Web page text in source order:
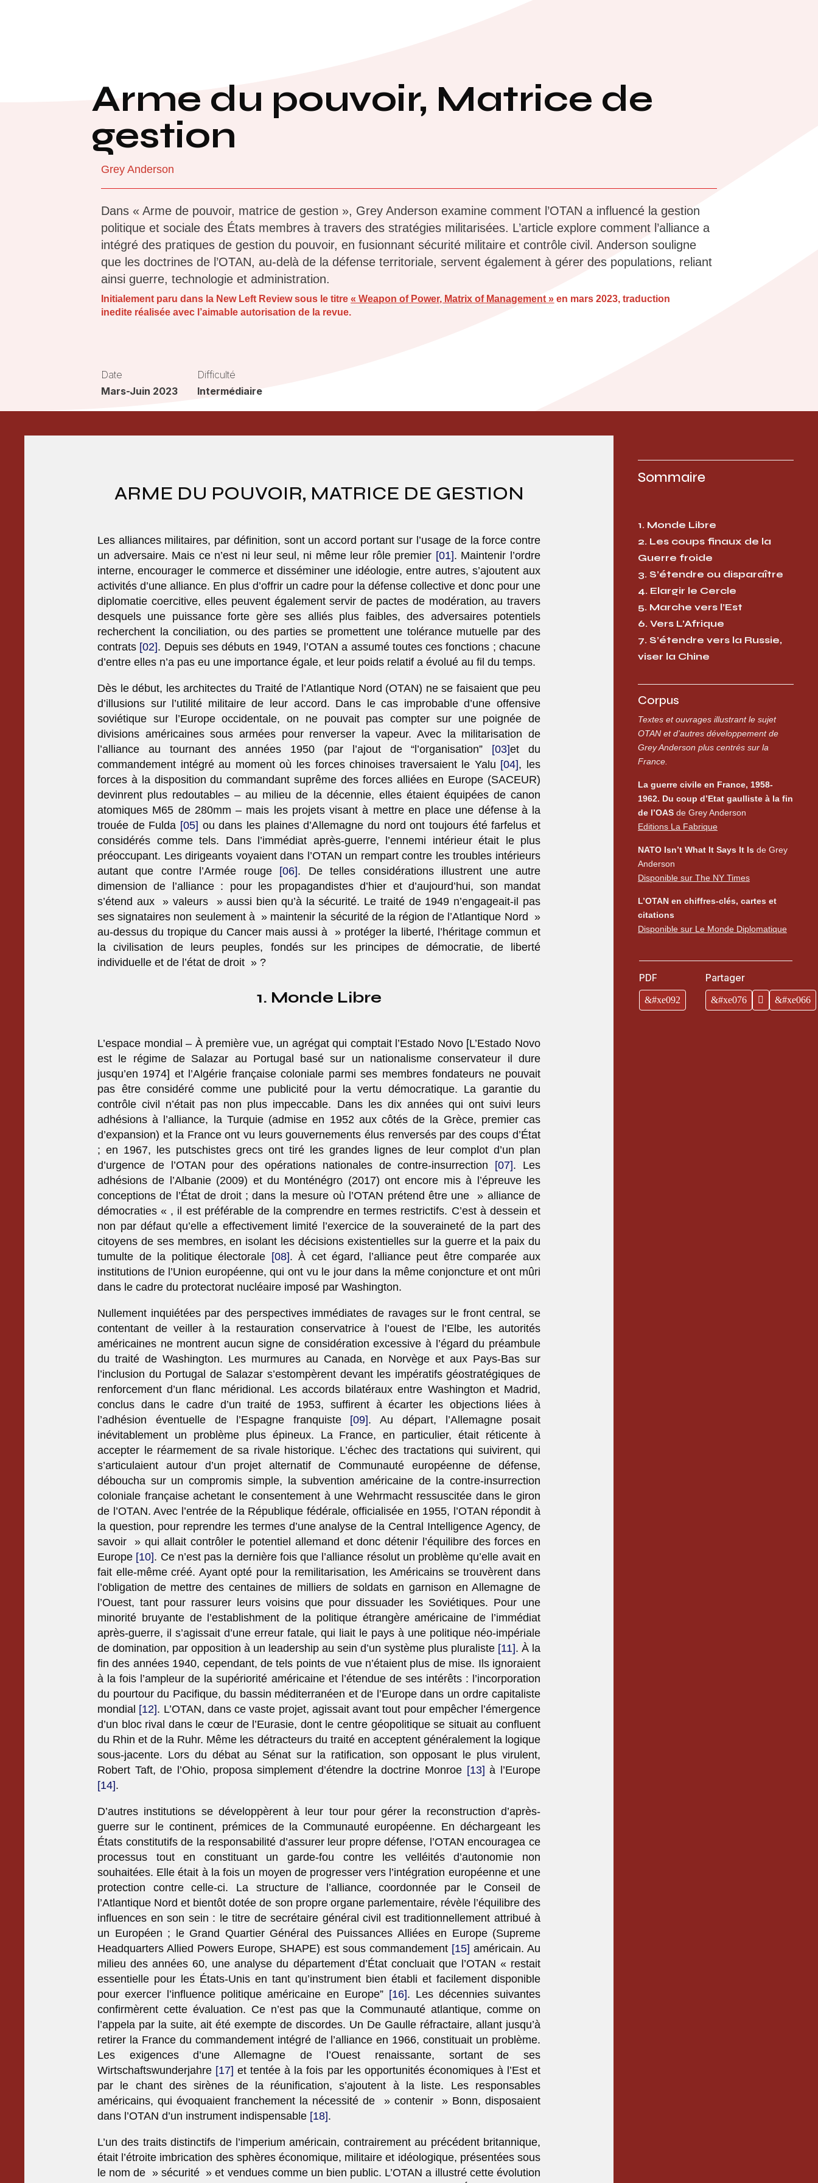
Arme du pouvoir, Matrice de
gestion
Grey Anderson
Dans « Arme de pouvoir, matrice de gestion », Grey Anderson examine comment l’OTAN a influencé la gestion
politique et sociale des États membres à travers des stratégies militarisées. L’article explore comment l’alliance a
intégré des pratiques de gestion du pouvoir, en fusionnant sécurité militaire et contrôle civil. Anderson souligne
que les doctrines de l’OTAN, au-delà de la défense territoriale, servent également à gérer des populations, reliant
ainsi guerre, technologie et administration.
Initialement paru dans la New Left Review sous le titre« Weapon of Power, Matrix of Management » en mars 2023, traduction
inedite réalisée avec l’aimable autorisation de la revue.
Date
Mars-Juin 2023
Difficulté
Intermédiaire
ARME DU POUVOIR, MATRICE DE GESTION
Les alliances militaires, par définition, sont un accord portant sur l’usage de la force contre
un adversaire. Mais ce n’est ni leur seul, ni même leur rôle premier [01]. Maintenir l’ordre
interne, encourager le commerce et disséminer une idéologie, entre autres, s’ajoutent aux
activités d’une alliance. En plus d’offrir un cadre pour la défense collective et donc pour une
diplomatie coercitive, elles peuvent également servir de pactes de modération, au travers
desquels une puissance forte gère ses alliés plus faibles, des adversaires potentiels
recherchent la conciliation, ou des parties se promettent une tolérance mutuelle par des
contrats [02]. Depuis ses débuts en 1949, l’OTAN a assumé toutes ces fonctions ; chacune
d’entre elles n’a pas eu une importance égale, et leur poids relatif a évolué au fil du temps.
Dès le début, les architectes du Traité de l’Atlantique Nord (OTAN) ne se faisaient que peu
d’illusions sur l’utilité militaire de leur accord. Dans le cas improbable d’une offensive
soviétique sur l’Europe occidentale, on ne pouvait pas compter sur une poignée de
divisions américaines sous armées pour renverser la vapeur. Avec la militarisation de
l’alliance au tournant des années 1950 (par l’ajout de “l’organisation” [03]et du
commandement intégré au moment où les forces chinoises traversaient le Yalu [04], les
forces à la disposition du commandant suprême des forces alliées en Europe (SACEUR)
devinrent plus redoutables – au milieu de la décennie, elles étaient équipées de canon
atomiques M65 de 280mm – mais les projets visant à mettre en place une défense à la
trouée de Fulda [05] ou dans les plaines d’Allemagne du nord ont toujours été farfelus et
considérés comme tels. Dans l’immédiat après-guerre, l’ennemi intérieur était le plus
préoccupant. Les dirigeants voyaient dans l’OTAN un rempart contre les troubles intérieurs
autant que contre l’Armée rouge [06]. De telles considérations illustrent une autre
dimension de l’alliance : pour les propagandistes d’hier et d’aujourd’hui, son mandat
s’étend aux » valeurs » aussi bien qu’à la sécurité. Le traité de 1949 n’engageait-il pas
ses signataires non seulement à » maintenir la sécurité de la région de l’Atlantique Nord »
au-dessus du tropique du Cancer mais aussi à » protéger la liberté, l’héritage commun et
la civilisation de leurs peuples, fondés sur les principes de démocratie, de liberté
individuelle et de l’état de droit » ?
1. Monde Libre
L’espace mondial – À première vue, un agrégat qui comptait l’Estado Novo [L’Estado Novo
est le régime de Salazar au Portugal basé sur un nationalisme conservateur il dure
jusqu’en 1974] et l’Algérie française coloniale parmi ses membres fondateurs ne pouvait
pas être considéré comme une publicité pour la vertu démocratique. La garantie du
contrôle civil n’était pas non plus impeccable. Dans les dix années qui ont suivi leurs
adhésions à l’alliance, la Turquie (admise en 1952 aux côtés de la Grèce, premier cas
d’expansion) et la France ont vu leurs gouvernements élus renversés par des coups d’État
; en 1967, les putschistes grecs ont tiré les grandes lignes de leur complot d’un plan
d’urgence de l’OTAN pour des opérations nationales de contre-insurrection [07]. Les
adhésions de l’Albanie (2009) et du Monténégro (2017) ont encore mis à l’épreuve les
conceptions de l’État de droit ; dans la mesure où l’OTAN prétend être une » alliance de
démocraties « , il est préférable de la comprendre en termes restrictifs. C’est à dessein et
non par défaut qu’elle a effectivement limité l’exercice de la souveraineté de la part des
citoyens de ses membres, en isolant les décisions existentielles sur la guerre et la paix du
tumulte de la politique électorale [08]. À cet égard, l’alliance peut être comparée aux
institutions de l’Union européenne, qui ont vu le jour dans la même conjoncture et ont mûri
dans le cadre du protectorat nucléaire imposé par Washington.
Nullement inquiétées par des perspectives immédiates de ravages sur le front central, se
contentant de veiller à la restauration conservatrice à l’ouest de l’Elbe, les autorités
américaines ne montrent aucun signe de considération excessive à l’égard du préambule
du traité de Washington. Les murmures au Canada, en Norvège et aux Pays-Bas sur
l’inclusion du Portugal de Salazar s’estompèrent devant les impératifs géostratégiques de
renforcement d’un flanc méridional. Les accords bilatéraux entre Washington et Madrid,
conclus dans le cadre d’un traité de 1953, suffirent à écarter les objections liées à
l’adhésion éventuelle de l’Espagne franquiste [09]. Au départ, l’Allemagne posait
inévitablement un problème plus épineux. La France, en particulier, était réticente à
accepter le réarmement de sa rivale historique. L’échec des tractations qui suivirent, qui
s’articulaient autour d’un projet alternatif de Communauté européenne de défense,
déboucha sur un compromis simple, la subvention américaine de la contre-insurrection
coloniale française achetant le consentement à une Wehrmacht ressuscitée dans le giron
de l’OTAN. Avec l’entrée de la République fédérale, officialisée en 1955, l’OTAN répondit à
la question, pour reprendre les termes d’une analyse de la Central Intelligence Agency, de
savoir » qui allait contrôler le potentiel allemand et donc détenir l’équilibre des forces en
Europe [10]. Ce n’est pas la dernière fois que l’alliance résolut un problème qu’elle avait en
fait elle-même créé. Ayant opté pour la remilitarisation, les Américains se trouvèrent dans
l’obligation de mettre des centaines de milliers de soldats en garnison en Allemagne de
l’Ouest, tant pour rassurer leurs voisins que pour dissuader les Soviétiques. Pour une
minorité bruyante de l’establishment de la politique étrangère américaine de l’immédiat
après-guerre, il s’agissait d’une erreur fatale, qui liait le pays à une politique néo-impériale
de domination, par opposition à un leadership au sein d’un système plus pluraliste [11]. À la
fin des années 1940, cependant, de tels points de vue n’étaient plus de mise. Ils ignoraient
à la fois l’ampleur de la supériorité américaine et l’étendue de ses intérêts : l’incorporation
du pourtour du Pacifique, du bassin méditerranéen et de l’Europe dans un ordre capitaliste
mondial [12]. L’OTAN, dans ce vaste projet, agissait avant tout pour empêcher l’émergence
d’un bloc rival dans le cœur de l’Eurasie, dont le centre géopolitique se situait au confluent
du Rhin et de la Ruhr. Même les détracteurs du traité en acceptent généralement la logique
sous-jacente. Lors du débat au Sénat sur la ratification, son opposant le plus virulent,
Robert Taft, de l’Ohio, proposa simplement d’étendre la doctrine Monroe [13] à l’Europe
[14].
D’autres institutions se développèrent à leur tour pour gérer la reconstruction d’après-
guerre sur le continent, prémices de la Communauté européenne. En déchargeant les
États constitutifs de la responsabilité d’assurer leur propre défense, l’OTAN encouragea ce
processus tout en constituant un garde-fou contre les velléités d’autonomie non
souhaitées. Elle était à la fois un moyen de progresser vers l’intégration européenne et une
protection contre celle-ci. La structure de l’alliance, coordonnée par le Conseil de
l’Atlantique Nord et bientôt dotée de son propre organe parlementaire, révèle l’équilibre des
influences en son sein : le titre de secrétaire général civil est traditionnellement attribué à
un Européen ; le Grand Quartier Général des Puissances Alliées en Europe (Supreme
Headquarters Allied Powers Europe, SHAPE) est sous commandement [15] américain. Au
milieu des années 60, une analyse du département d’État concluait que l’OTAN « restait
essentielle pour les États-Unis en tant qu’instrument bien établi et facilement disponible
pour exercer l’influence politique américaine en Europe” [16]. Les décennies suivantes
confirmèrent cette évaluation. Ce n’est pas que la Communauté atlantique, comme on
l’appela par la suite, ait été exempte de discordes. Un De Gaulle réfractaire, allant jusqu’à
retirer la France du commandement intégré de l’alliance en 1966, constituait un problème.
Les exigences d’une Allemagne de l’Ouest renaissante, sortant de ses
Wirtschaftswunderjahre [17] et tentée à la fois par les opportunités économiques à l’Est et
par le chant des sirènes de la réunification, s’ajoutent à la liste. Les responsables
américains, qui évoquaient franchement la nécessité de » contenir » Bonn, disposaient
dans l’OTAN d’un instrument indispensable [18].
L’un des traits distinctifs de l’imperium américain, contrairement au précédent britannique,
était l’étroite imbrication des sphères économique, militaire et idéologique, présentées sous
le nom de » sécurité » et vendues comme un bien public. L’OTAN a illustré cette évolution
Sommaire
1. Monde Libre
2. Les coups finaux de la
Guerre froide
3. S’étendre ou disparaître
4. Elargir le Cercle
5. Marche vers l’Est
6. Vers L’Afrique
7. S’étendre vers la Russie,
viser la Chine
Corpus
Textes et ouvrages illustrant le sujet
OTAN et d’autres développement de
Grey Anderson plus centrés sur la
France.
La guerre civile en France, 1958-
1962. Du coup d’Etat gaulliste à la fin
de l’OAS de Grey Anderson
Editions La Fabrique
NATO Isn’t What It Says It Is de Grey
Anderson
Disponible sur The NY Times
L’OTAN en chiffres-clés, cartes et
citations
Disponible sur Le Monde Diplomatique
PDF
&#xe092
Partager
&#xe076  &#xe066